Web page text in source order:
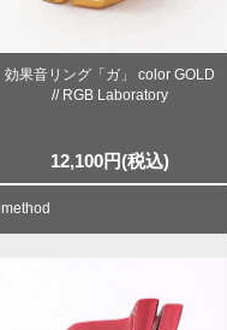
効果音リング「ガ」 color GOLD
// RGB Laboratory
12,100円(税込)
method